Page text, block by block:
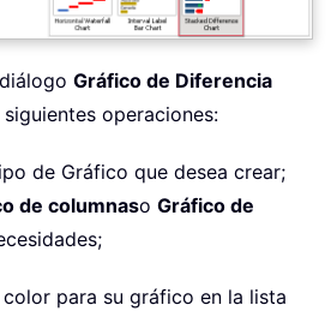
Gráfico de Diferencia
operaciones:
de Gráfico que desea crear;
de columnaso Gráfico de
para su gráfico en la lista